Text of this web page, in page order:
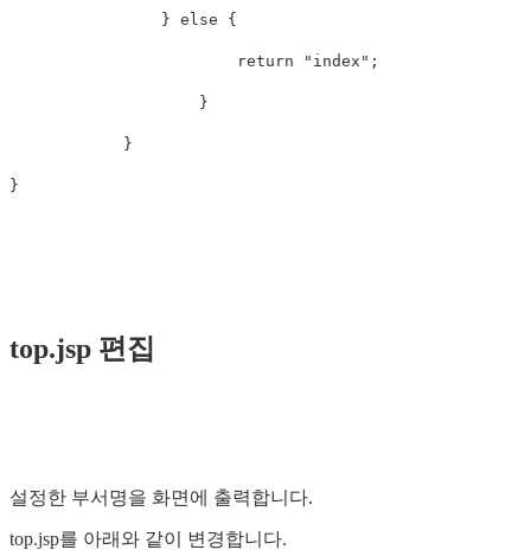
} else {
return "index" ;
}
}
}
top.jsp 편집
설정한 부서명을 화면에 출력합니다.
top.jsp를 아래와 같이 변경합니다.